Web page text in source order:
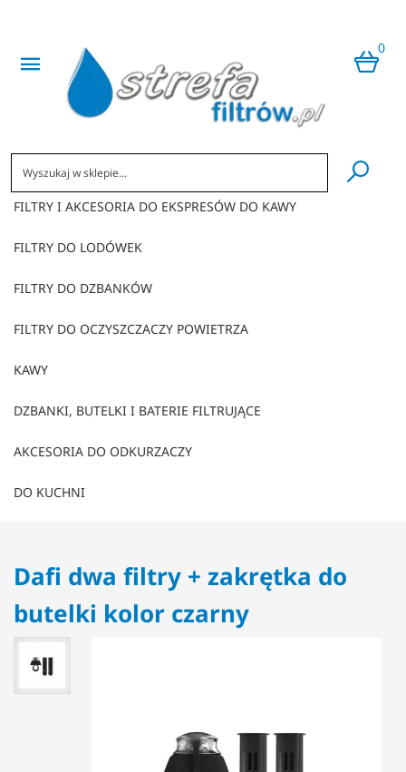
0
​
FILTRY I AKCESORIA DO EKSPRESÓW DO KAWY
FILTRY DO LODÓWEK
FILTRY DO DZBANKÓW
FILTRY DO OCZYSZCZACZY POWIETRZA
KAWY
DZBANKI, BUTELKI I BATERIE FILTRUJĄCE
AKCESORIA DO ODKURZACZY
DO KUCHNI
Dafi dwa filtry + zakrętka do
butelki kolor czarny